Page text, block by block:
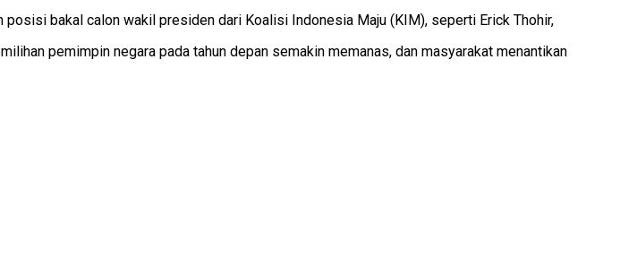
bakal calon wakil presiden dari Koalisi Indonesia Maju (KIM), seperti Erick Thohir,
pemimpin negara pada tahun depan semakin memanas, dan masyarakat menantikan